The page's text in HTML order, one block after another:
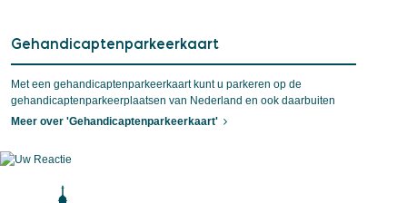
Gehandicaptenparkeerkaart
Met een gehandicaptenparkeerkaart kunt u parkeren op de
gehandicaptenparkeerplaatsen van Nederland en ook daarbuiten
Meer over 'Gehandicaptenparkeerkaart'